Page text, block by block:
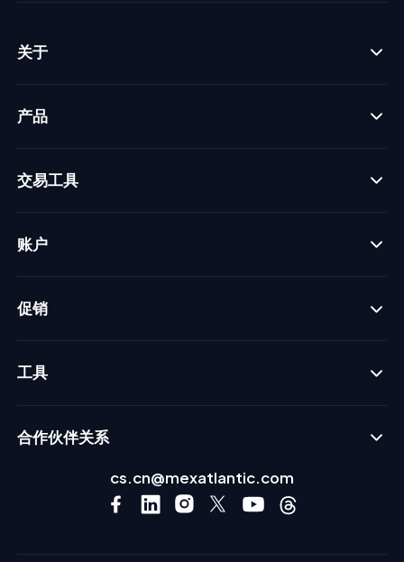
关于
产品
交易工具
账户
促销
工具
合作伙伴关系
cs.cn@mexatlantic.com